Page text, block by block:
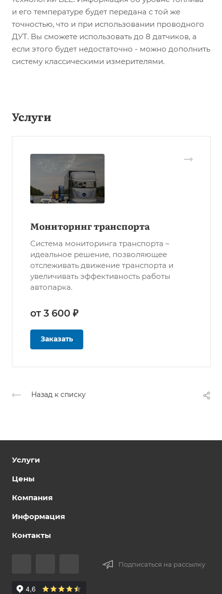
и его температуре будет передана с той же
точностью, что и при использовании проводного
ДУТ. Вы сможете использовать до 8 датчиков, а
если этого будет недостаточно - можно дополнить
систему классическими измерителями.
Услуги
Мониторинг транспорта
Система мониторинга транспорта –
идеальное решение, позволяющее
отслеживать движение транспорта и
увеличивать эффективность работы
автопарка.
от 3 600 ₽
Заказать
Назад к списку
Услуги
Цены
Компания
Информация
Контакты
Подписаться на рассылку